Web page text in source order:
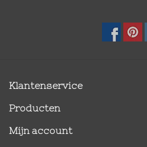
Klantenservice
Producten
Mijn account